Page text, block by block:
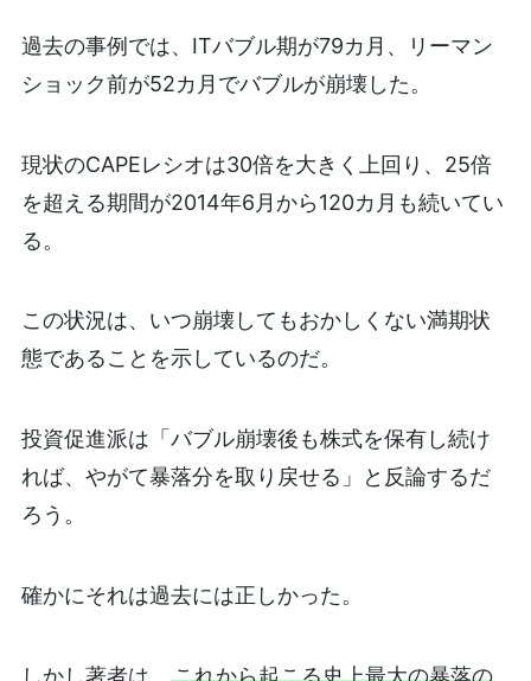
過去の事例では、ITバブル期が79カ月、リーマン
ショック前が52カ月でバブルが崩壊した。
現状のCAPEレシオは30倍を大きく上回り、25倍
を超える期間が2014年6月から120カ月も続いてい
る。
この状況は、いつ崩壊してもおかしくない満期状
態であることを示しているのだ。
投資促進派は「バブル崩壊後も株式を保有し続け
れば、やがて暴落分を取り戻せる」と反論するだ
ろう。
確かにそれは過去には正しかった。
しかし著者は、 これから起こる史上最大の暴落の